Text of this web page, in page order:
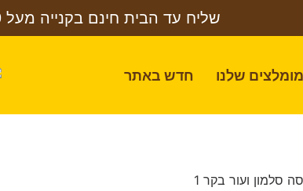
שליח עד הבית חינם בקנייה מעל 199 ₪
שלנו חדש באתר
/ חטיף פודיס מקלות לעיסה סלמון ועור בקר 1